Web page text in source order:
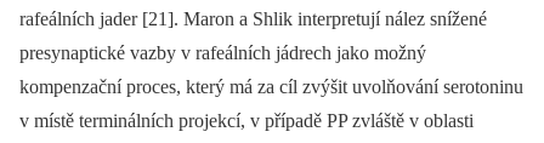
rafeálních jader [21]. Maron a Shlik interpretují nález snížené
presynaptické vazby v rafeálních jádrech jako možný
kompenzační proces, který má za cíl zvýšit uvolňování serotoninu
v místě terminálních projekcí, v případě PP zvláště v oblasti